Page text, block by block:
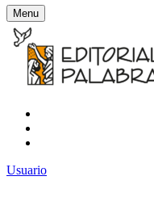
Editorial de
Contacto
Noticias
Usuario
Menu